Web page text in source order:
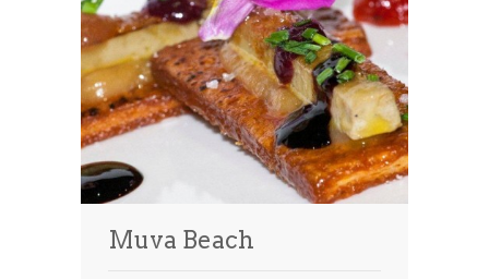
Muva Beach